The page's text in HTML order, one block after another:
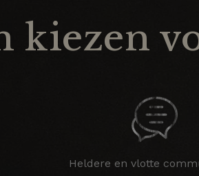
kiezen
Heldere en vlotte